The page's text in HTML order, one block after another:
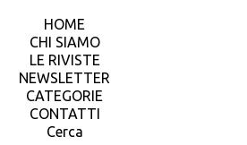
HOME
CHI SIAMO
LE RIVISTE
NEWSLETTER
CATEGORIE
CONTATTI
Cerca